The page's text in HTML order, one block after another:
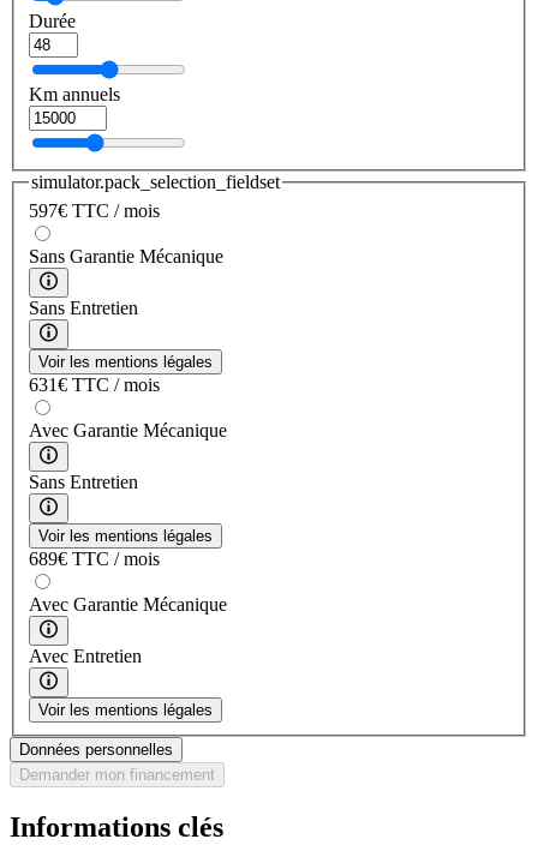
Durée
Km annuels
simulator.pack_selection_fieldset
597€ TTC / mois
Sans Garantie Mécanique
Sans Entretien
Voir les mentions légales
631€ TTC / mois
Avec Garantie Mécanique
Sans Entretien
Voir les mentions légales
689€ TTC / mois
Avec Garantie Mécanique
Avec Entretien
Voir les mentions légales
Données personnelles
Demander mon financement
Informations clés